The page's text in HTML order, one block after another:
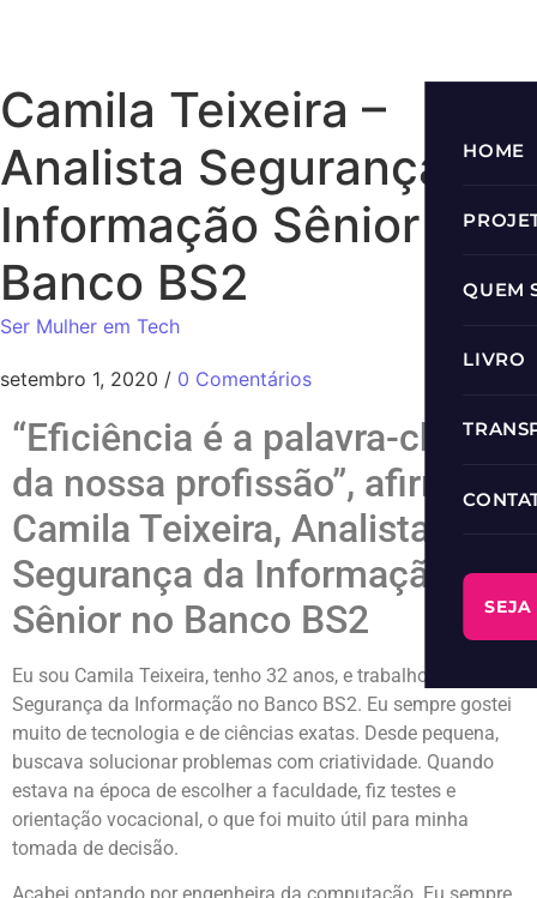
HOME
QUEM
LIVRO
Camila Teixeira –
Analista Segurança da
Informação Sênior no
Banco BS2
Ser Mulher em Tech
setembro 1, 2020 / 0 Comentários
“Eficiência é a palavra-chave
da nossa profissão”, afirma
Camila Teixeira, Analista
Segurança da Informação
Sênior no Banco BS2
Eu sou Camila Teixeira, tenho 32 anos, e trabalho na área de
Segurança da Informação no Banco BS2. Eu sempre gostei
muito de tecnologia e de ciências exatas. Desde pequena,
buscava solucionar problemas com criatividade. Quando
estava na época de escolher a faculdade, fiz testes e
orientação vocacional, o que foi muito útil para minha
tomada de decisão.